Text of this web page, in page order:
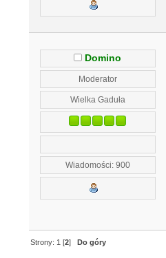
Domino
Moderator
Wielka Gaduła
Wiadomości: 900
Strony: 1 [2] Do góry